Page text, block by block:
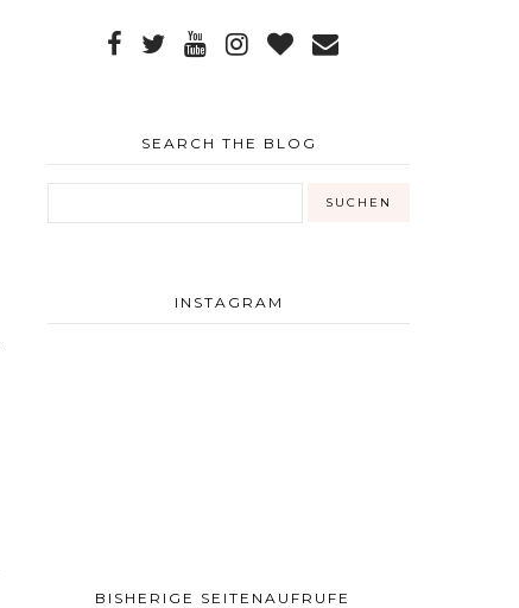
SEARCH THE BLOG
INSTAGRAM
BISHERIGE SEITENAUFRUFE